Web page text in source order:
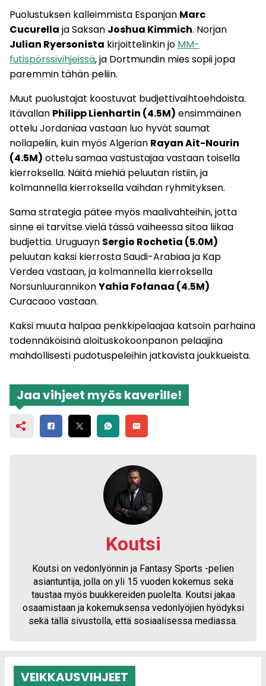
Puolustuksen kalleimmista Espanjan Marc
Cucurella ja Saksan Joshua Kimmich. Norjan
Julian Ryersonista kirjoittelinkin jo MM-
futispörssivihjeissä, ja Dortmundin mies sopii jopa
paremmin tähän peliin.
Muut puolustajat koostuvat budjettivaihtoehdoista.
Itävallan Philipp Lienhartin (4.5M) ensimmäinen
ottelu Jordaniaa vastaan luo hyvät saumat
nollapeliin, kuin myös Algerian Rayan Ait-Nourin
(4.5M) ottelu samaa vastustajaa vastaan toisella
kierroksella. Näitä miehiä peluutan ristiin, ja
kolmannella kierroksella vaihdan ryhmityksen.
Sama strategia pätee myös maalivahteihin, jotta
sinne ei tarvitse vielä tässä vaiheessa sitoa liikaa
budjettia. Uruguayn Sergio Rochetia (5.0M)
peluutan kaksi kierrosta Saudi-Arabiaa ja Kap
Verdea vastaan, ja kolmannella kierroksella
NorsunluurannikonYahia Fofanaa (4.5M)
Curacaoo vastaan.
Kaksi muuta halpaa penkkipelaajaa katsoin parhaina
todennäköisinä aloituskokoonpanon pelaajina
mahdollisesti pudotuspeleihin jatkavista joukkueista.
Jaa vihjeet myös kaverille!
Koutsi
Koutsi on vedonlyönnin ja Fantasy Sports -pelien
asiantuntija, jolla on yli 15 vuoden kokemus sekä
taustaa myös buukkereiden puolelta. Koutsi jakaa
osaamistaan ja kokemuksensa vedonlyöjien hyödyksi
sekä tällä sivustolla, että sosiaalisessa mediassa.
VEIKKAUSVIHJEET